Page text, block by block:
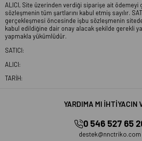
ALICI, Site üzerinden verdiği siparişe ait ödemeyi
sözleşmenin tüm şartlarını kabul etmiş sayılır.
gerçekleşmesi öncesinde işbu sözleşmenin
kabul edildiğine dair onay alacak şekilde gerekli
yapmakla yükümlüdür.
SATICI:
ALICI:
TARİH:
YARDIMA MI İHTİYACIN
0 546 527 65
destek@nnctriko.com